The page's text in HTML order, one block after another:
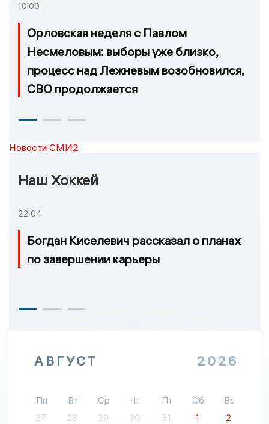
10:00
Орловская неделя с Павлом
Несмеловым: выборы уже близко,
процесс над Лежневым возобновился,
СВО продолжается
Новости СМИ2
Наш Хоккей
22:04
Богдан Киселевич рассказал о планах
по завершении карьеры
АВГУСТ 2026
Пн Вт Ср Чт Пт Сб
Вс
27
28 29 30 31 1
2